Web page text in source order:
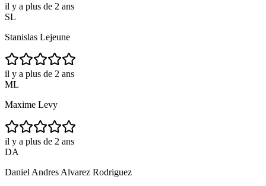
il y a plus de 2 ans
SL
Stanislas Lejeune
il y a plus de 2 ans
ML
Maxime Levy
il y a plus de 2 ans
DA
Daniel Andres Alvarez Rodriguez